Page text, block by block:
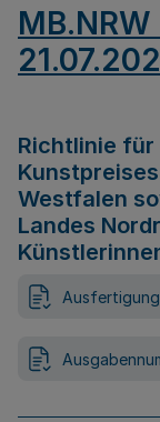
Richtlinie für
Westfalen
Landes